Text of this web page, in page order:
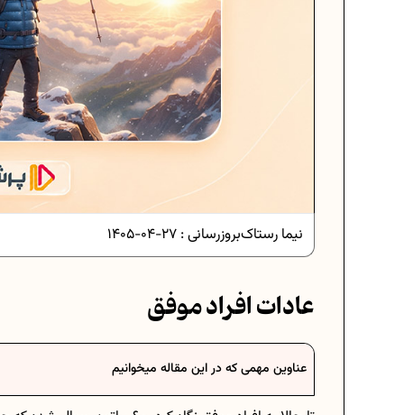
فرمول حجم اشکال هندسی در
برنامه‌ ریزی درسی هفتم
بروزرسانی : 27-04-1405 نیما رستاک
عادات افراد موفق
عناوین مهمی که در این مقاله میخوانیم